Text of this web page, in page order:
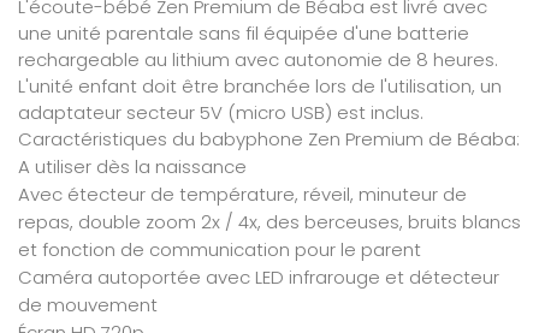
L'écoute-bébé Zen Premium de Béaba est livré avec
une unité parentale sans fil équipée d'une batterie
rechargeable au lithium avec autonomie de 8 heures.
L'unité enfant doit être branchée lors de l'utilisation, un
adaptateur secteur 5V (micro USB) est inclus.
Caractéristiques du babyphone Zen Premium de Béaba:
A utiliser dès la naissance
Avec étecteur de température, réveil, minuteur de
repas, double zoom 2x / 4x, des berceuses, bruits blancs
et fonction de communication pour le parent
Caméra autoportée avec LED infrarouge et détecteur
de mouvement